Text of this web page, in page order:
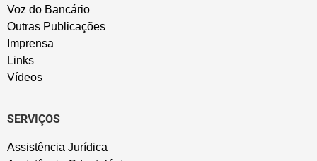
Voz do Bancário
Outras Publicações
Imprensa
Links
Vídeos
SERVIÇOS
Assistência Jurídica